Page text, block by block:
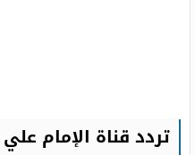
تردد قناة الإمام علي